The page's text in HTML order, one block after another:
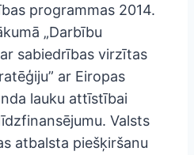
programmas 2014.
„Darbību
sabiedrības virzītas
ar Eiropas
lauku attīstībai
Valsts
atbalsta piešķiršanu